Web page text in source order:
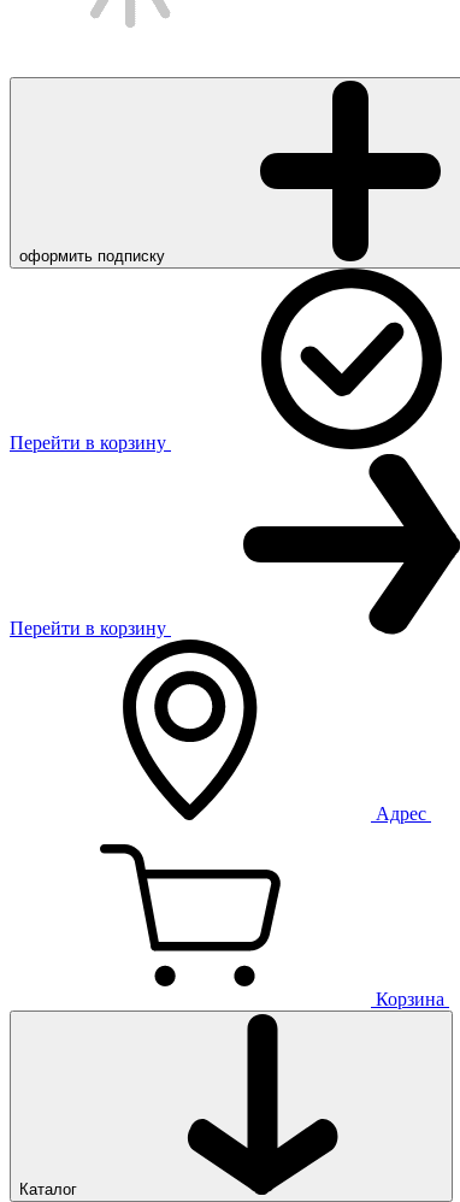
оформить подписку
Перейти в корзину
Перейти в корзину
Адрес
Корзина
Каталог